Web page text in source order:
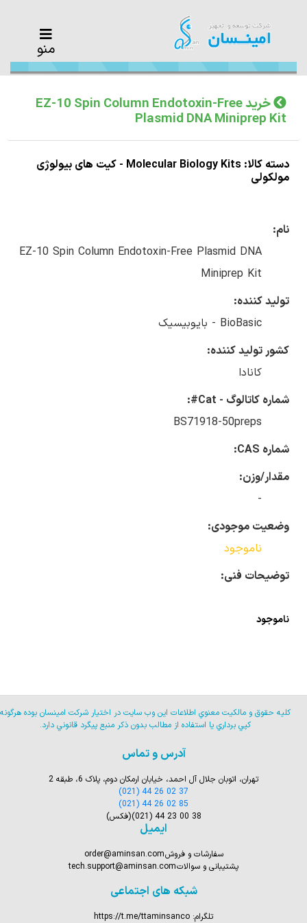
منو
خرید EZ-10 Spin Column Endotoxin-Free
Plasmid DNA Miniprep Kit
دسته کالا: Molecular Biology Kits - کیت های بیولوژی
مولکولی
نام:
EZ-10 Spin Column Endotoxin-Free Plasmid DNA
Miniprep Kit
تولید کننده:
BioBasic - بایوبیسیک
کشور تولید کننده:
کانادا
شماره کاتالوگ - Cat#:
BS71918-50preps
شماره CAS:
مقدار/وزن:
وضعیت موجودی:
ناموجود
توضیحات فنی:
ناموجود
كليه حقوق و مالكيت معنوي اطلاعات اين وب سايت در اختيار شركت امينسان بوده هرگونه
كپي برداري يا استفاده از مطالب بدون ذكر منبع پيگرد قانوني دارد.
آدرس و تماس
تهران، اتوبان جلال آل احمد، خیابان ارمکان دوم، پلاک 6، طبقه 2
(021) 44 26 02 37
(021) 44 26 02 85
(021) 44 23 00 38(فکس)
ایمیل
سفارشات و فروشorder@aminsan.com
پشتیبانی و سوالاتtech.support@aminsan.com
شبکه های اجتماعی
تلگرام:https://t.me/ttaminsanco